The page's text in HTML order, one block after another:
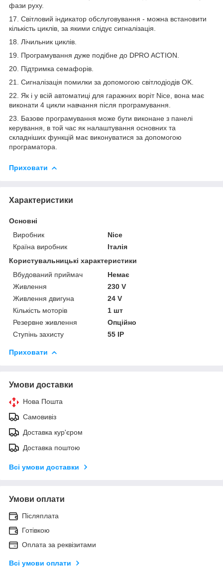
фази руху.
17. Світловий індикатор обслуговування - можна встановити
кількість циклів, за якими слідує сигналізація.
18. Лічильник циклів.
19. Програмування дуже подібне до DPRO ACTION.
20. Підтримка семафорів.
21. Сигналізація помилки за допомогою світлодіодів OK.
22. Як і у всій автоматиці для гаражних воріт Nice, вона має
виконати 4 цикли навчання після програмування.
23. Базове програмування може бути виконане з панелі
керування, в той час як налаштування основних та
складніших функцій має виконуватися за допомогою
програматора.
Приховати
Характеристики
Основні
Виробник
Nice
Країна виробник
Італія
Користувальницькі характеристики
Вбудований приймач
Немає
Живлення
230 V
Живлення двигуна
24 V
Кількість моторів
1 шт
Резервне живлення
Опційно
Ступінь захисту
55 IP
Приховати
Умови доставки
Нова Пошта
Самовивіз
Доставка кур'єром
Доставка поштою
Всі умови доставки
Умови оплати
Післяплата
Готівкою
Оплата за реквізитами
Всі умови оплати